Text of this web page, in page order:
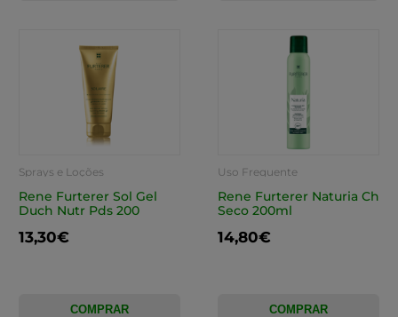
Sprays e Loções
Rene Furterer Sol Gel
Duch Nutr Pds 200
13,30€
COMPRAR
Uso Frequente
Rene Furterer Naturia Ch
Seco 200ml
14,80€
COMPRAR